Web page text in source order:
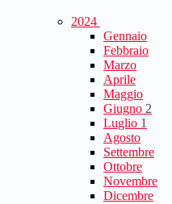
2024
Gennaio
Febbraio
Marzo
Aprile
Maggio
Giugno 2
Luglio 1
Agosto
Settembre
Ottobre
Novembre
Dicembre